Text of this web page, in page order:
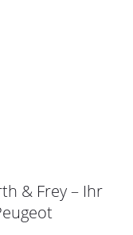
& Frey – Ihr